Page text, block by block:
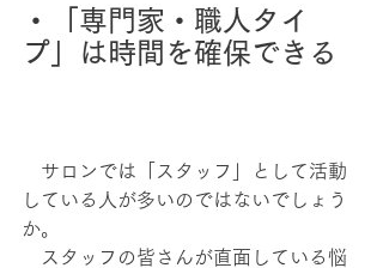
・「専門家・職人タイ
プ」は時間を確保できる
サロンでは「スタッフ」として活動
している人が多いのではないでしょう
か。
スタッフの皆さんが直面している悩